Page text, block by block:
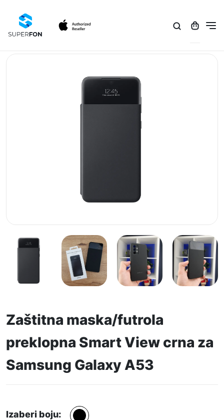
Zaštitna maska/futrola
preklopna Smart View crna za
Samsung Galaxy A53
Izaberi boju: